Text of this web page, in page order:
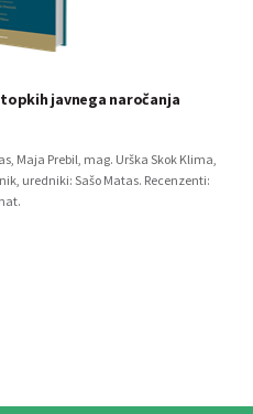
javnega naročanja
Maja Prebil, mag. Urška Skok Klima,
uredniki: Sašo Matas. Recenzenti: